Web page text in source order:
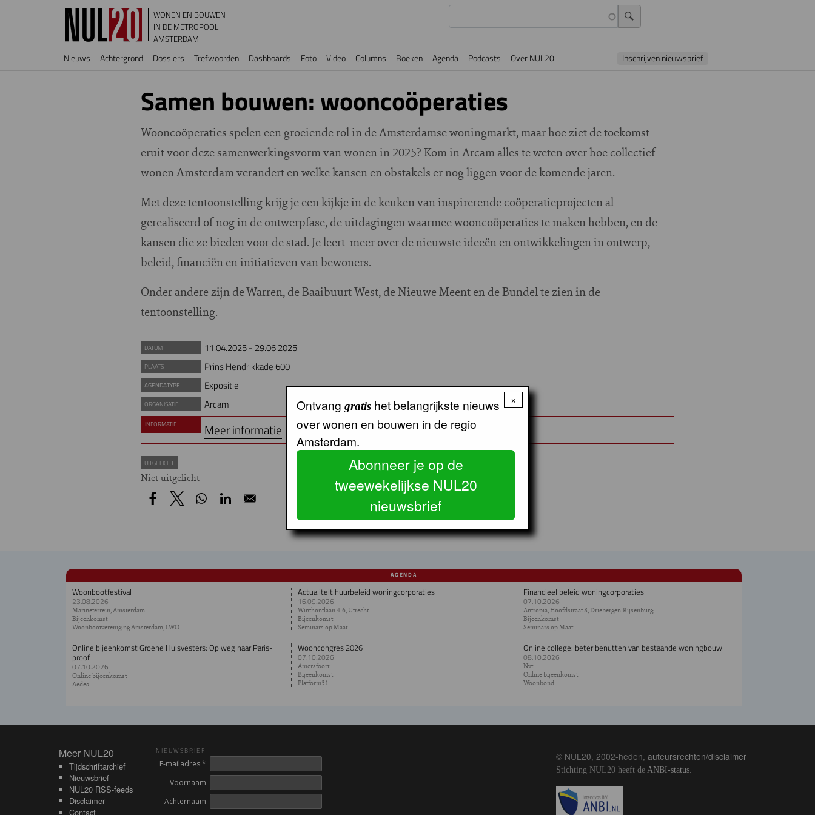
Overslaan en naar de inhoud gaan
WONEN EN BOUWEN
IN DE METROPOOL
AMSTERDAM
Hoofdnavigatie
Nieuws Achtergrond Dossiers Trefwoorden Dashboards Foto Video Columns Boeken Agenda Podcasts Over NUL20 Inschrijven nieuwsbrief
Samen bouwen: wooncoöperaties
Wooncoöperaties spelen een groeiende rol in de Amsterdamse woningmarkt, maar hoe ziet de toekomst
eruit voor deze samenwerkingsvorm van wonen in 2025? Kom in Arcam alles te weten over hoe collectief
wonen Amsterdam verandert en welke kansen en obstakels er nog liggen voor de komende jaren.
Met deze tentoonstelling krijg je een kijkje in de keuken van inspirerende coöperatieprojecten al
gerealiseerd of nog in de ontwerpfase, de uitdagingen waarmee wooncoöperaties te maken hebben, en de
kansen die ze bieden voor de stad. Je leert meer over de nieuwste ideeën en ontwikkelingen in ontwerp,
beleid, financiën en initiatieven van bewoners.
Onder andere zijn de Warren, de Baaibuurt-West, de Nieuwe Meent en de Bundel te zien in de
tentoonstelling.
DATUM 11.04.2025- 29.06.2025
PLAATS Prins Hendrikkade 600
AGENDATYPE Expositie
ORGANISATIE Arcam
INFORMATIE Meer informatie
UITGELICHT
Niet uitgelicht
AGENDA
Woonbootfestival
23.08.2026
Marineterrein, Amsterdam
Bijeenkomst
Woonbootvereniging Amsterdam, LWO
Actualiteit huurbeleid woningcorporaties
16.09.2026
Winthontlaan 4-6, Utrecht
Bijeenkomst
Seminars op Maat
Financieel beleid woningcorporaties
07.10.2026
Antropia, Hoofdstraat 8, Driebergen-Rijsenburg
Bijeenkomst
Seminars op Maat
Online bijeenkomst Groene Huisvesters: Op weg naar Paris-
proof
07.10.2026
Online bijeenkomst
Aedes
Wooncongres 2026
07.10.2026
Amersfoort
Bijeenkomst
Platform31
Online college: beter benutten van bestaande woningbouw
08.10.2026
Nvt
Online bijeenkomst
Woonbond
Meer NUL20
Meer NUL20
Tijdschriftarchief
Nieuwsbrief
NUL20 RSS-feeds
Disclaimer
Contact
NIEUWSBRIEF
E-mailadres *
Voornaam
Achternaam
© NUL20, 2002-heden, auteursrechten/disclaimer
Stichting NUL20 heeft de ANBI-status.
Image
×
Ontvang gratis het belangrijkste nieuws
over wonen en bouwen in de regio
Amsterdam.
Abonneer je op de
tweewekelijkse NUL20
nieuwsbrief